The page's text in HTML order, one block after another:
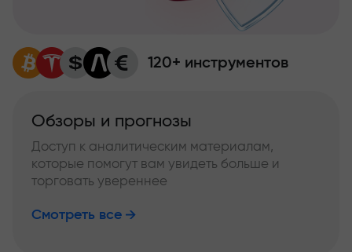
120+ инструментов
Обзоры и прогнозы
Доступ к аналитическим материалам,
которые помогут вам увидеть больше и
торговать увереннее
Смотреть все